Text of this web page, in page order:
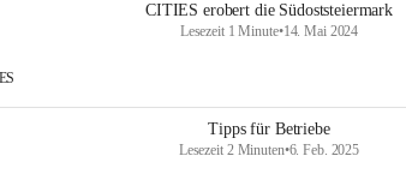
CITIES erobert die Südoststeiermark
Lesezeit 1 Minute•14. Mai 2024
Tipps für Betriebe
Lesezeit 2 Minuten•6. Feb. 2025